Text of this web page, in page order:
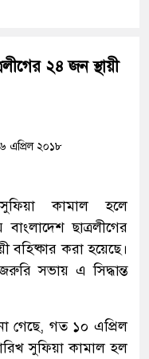
২৪ জন স্থায়ী
এপ্রিল ২০১৮
সুফিয়া কামাল হলে
ছাত্রলীগের
বহিষ্কার করা হয়েছে।
সভায় এ সিদ্ধান্ত
গেছে, গত ১০ এপ্রিল
সুফিয়া কামাল হল